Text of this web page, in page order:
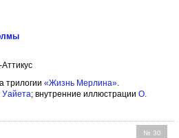
трилогии «Жизнь Мерлина».
Уайета; внутренние иллюстрации О.
№ 30